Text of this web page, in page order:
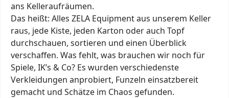
ans Kelleraufräumen.
Das heißt: Alles ZELA Equipment aus unserem Keller
raus, jede Kiste, jeden Karton oder auch Topf
durchschauen, sortieren und einen Überblick
verschaffen. Was fehlt, was brauchen wir noch für
Spiele, IK’s & Co? Es wurden verschiedenste
Verkleidungen anprobiert, Funzeln einsatzbereit
gemacht und Schätze im Chaos gefunden.